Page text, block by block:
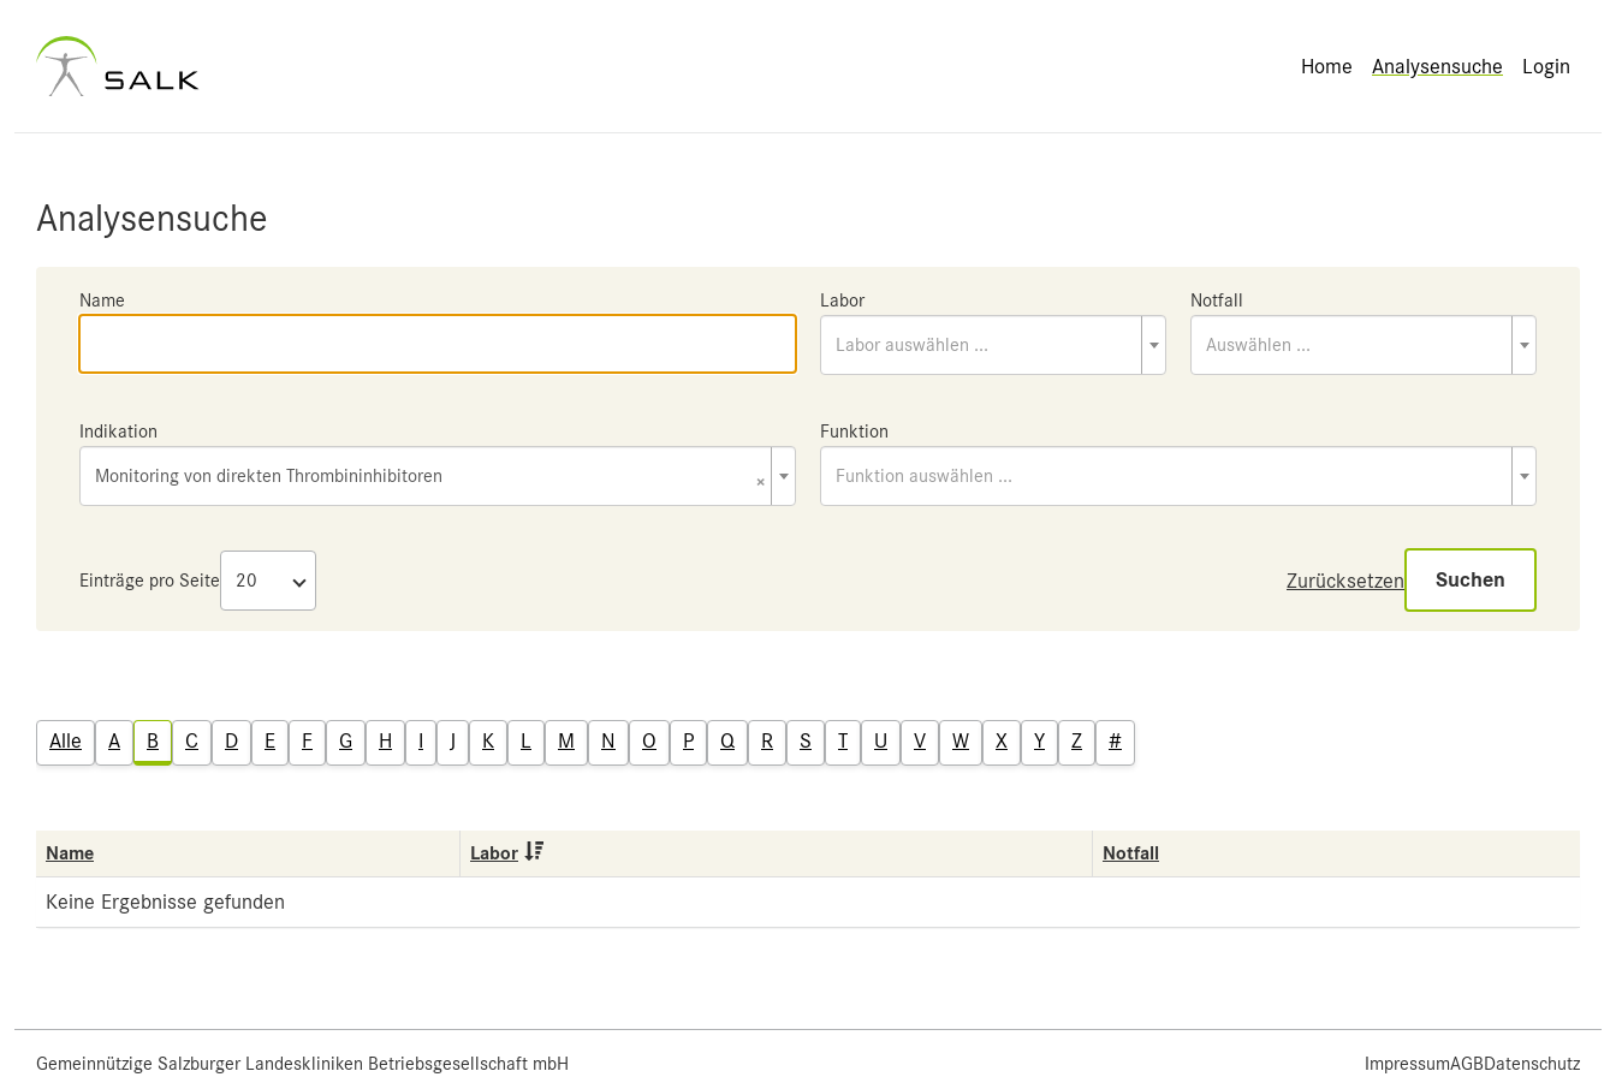
Home Analysensuche Login
Analysensuche
Name Labor
Labor auswählen ...
Notfall
Auswählen ...
Indikation
×
Monitoring von direkten Thrombininhibitoren
Funktion
Funktion auswählen ...
Einträge pro Seite Zurücksetzen Suchen
Alle A B C D E F G H I J K L M N O P Q R S T U V W X Y Z #
Name Labor Notfall
Keine Ergebnisse gefunden
Gemeinnützige Salzburger Landeskliniken Betriebsgesellschaft mbH ImpressumAGBDatenschutz